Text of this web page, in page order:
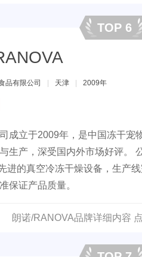
TOP 6
品有限公司 天津 2009年
成立于2009年，是中国冻干
生产，深受国内外市场好评。
进的真空冷冻干燥设备，生产
保证产品质量。
朗诺/RANOVA品牌详细内容